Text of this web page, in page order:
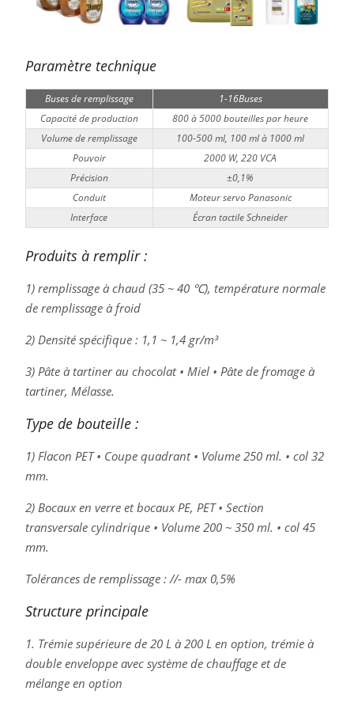
Paramètre technique
Buses de remplissage
1-16Buses
Capacité de production
800 à 5000 bouteilles par heure
Volume de remplissage
100-500 ml, 100 ml à 1000 ml
Pouvoir
2000 W, 220 VCA
Précision
±0,1%
Conduit
Moteur servo Panasonic
Interface
Écran tactile Schneider
Produits à remplir :
1) remplissage à chaud (35 ~ 40 ℃), température normale
de remplissage à froid
2) Densité spécifique : 1,1 ~ 1,4 gr/m³
3) Pâte à tartiner au chocolat • Miel • Pâte de fromage à
tartiner, Mélasse.
Type de bouteille :
1) Flacon PET • Coupe quadrant • Volume 250 ml. • col 32
mm.
2) Bocaux en verre et bocaux PE, PET • Section
transversale cylindrique • Volume 200 ~ 350 ml. • col 45
mm.
Tolérances de remplissage : //- max 0,5%
Structure principale
1. Trémie supérieure de 20 L à 200 L en option, trémie à
double enveloppe avec système de chauffage et de
mélange en option